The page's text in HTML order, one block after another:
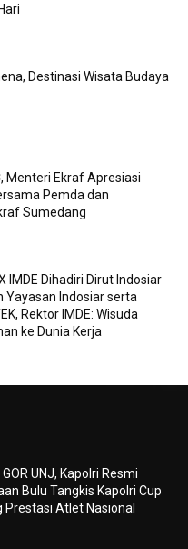
Destinasi Wisata Budaya
Menteri Ekraf Apresiasi
Pemda dan
Sumedang
IMDE Dihadiri Dirut Indosiar
Yayasan Indosiar serta
Rektor IMDE: Wisuda
ke Dunia Kerja
UNJ, Kapolri Resmi
Bulu Tangkis Kapolri Cup
Prestasi Atlet Nasional